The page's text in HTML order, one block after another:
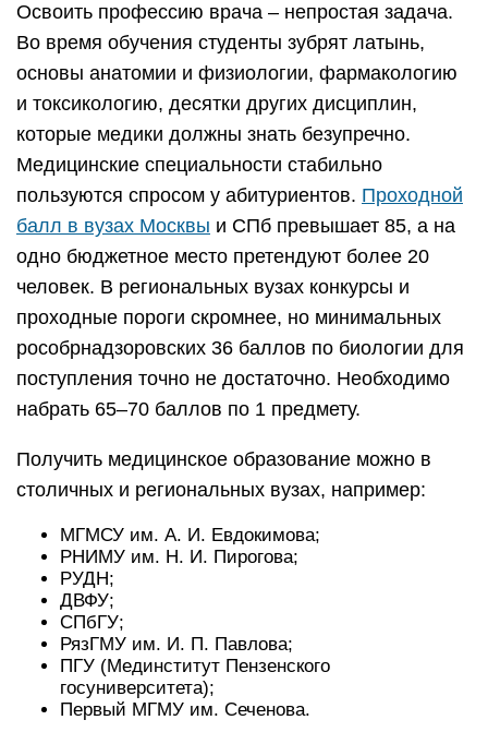
Освоить профессию врача – непростая задача.
Во время обучения студенты зубрят латынь,
основы анатомии и физиологии, фармакологию
и токсикологию, десятки других дисциплин,
которые медики должны знать безупречно.
Медицинские специальности стабильно
пользуются спросом у абитуриентов. Проходной
балл в вузах Москвы и СПб превышает 85, а на
одно бюджетное место претендуют более 20
человек. В региональных вузах конкурсы и
проходные пороги скромнее, но минимальных
рособрнадзоровских 36 баллов по биологии для
поступления точно не достаточно. Необходимо
набрать 65–70 баллов по 1 предмету.
Получить медицинское образование можно в
столичных и региональных вузах, например:
МГМСУ им. А. И. Евдокимова;
РНИМУ им. Н. И. Пирогова;
РУДН;
ДВФУ;
СПбГУ;
РязГМУ им. И. П. Павлова;
ПГУ (Мединститут Пензенского
госуниверситета);
Первый МГМУ им. Сеченова.